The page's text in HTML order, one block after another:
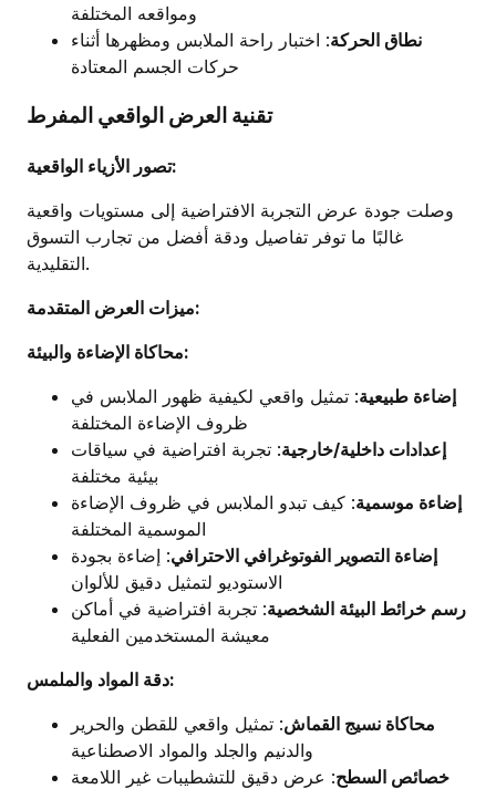
ومواقعه المختلفة
نطاق الحركة: اختبار راحة الملابس ومظهرها أثناء
حركات الجسم المعتادة
تقنية العرض الواقعي المفرط
تصور الأزياء الواقعية:
وصلت جودة عرض التجربة الافتراضية إلى مستويات واقعية
غالبًا ما توفر تفاصيل ودقة أفضل من تجارب التسوق
التقليدية.
ميزات العرض المتقدمة:
محاكاة الإضاءة والبيئة:
إضاءة طبيعية: تمثيل واقعي لكيفية ظهور الملابس في
ظروف الإضاءة المختلفة
إعدادات داخلية/خارجية: تجربة افتراضية في سياقات
بيئية مختلفة
إضاءة موسمية: كيف تبدو الملابس في ظروف الإضاءة
الموسمية المختلفة
إضاءة التصوير الفوتوغرافي الاحترافي: إضاءة بجودة
الاستوديو لتمثيل دقيق للألوان
رسم خرائط البيئة الشخصية: تجربة افتراضية في أماكن
معيشة المستخدمين الفعلية
دقة المواد والملمس:
محاكاة نسيج القماش: تمثيل واقعي للقطن والحرير
والدنيم والجلد والمواد الاصطناعية
خصائص السطح: عرض دقيق للتشطيبات غير اللامعة